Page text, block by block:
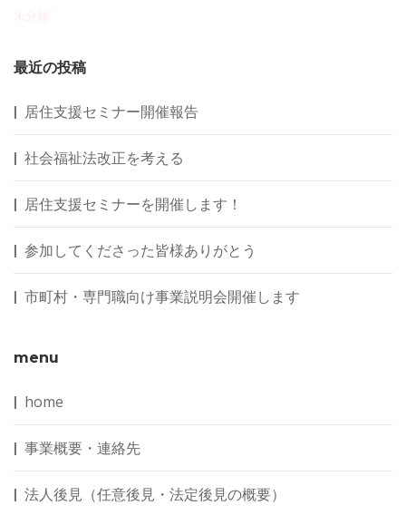
最近の投稿
居住支援セミナー開催報告
社会福祉法改正を考える
居住支援セミナーを開催します！
参加してくださった皆様ありがとう
市町村・専門職向け事業説明会開催します
menu
home
事業概要・連絡先
法人後見（任意後見・法定後見の概要）